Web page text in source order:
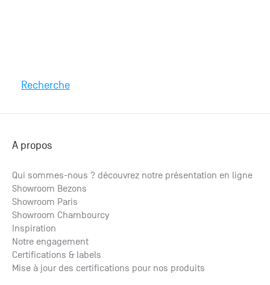
Parquet Rhodes
133.82€ HT/m2 160.58€ TTC
Recherche
A propos
Qui sommes-nous ? découvrez notre présentation en ligne
Showroom Bezons
Showroom Paris
Showroom Chambourcy
Inspiration
Notre engagement
Certifications & labels
Mise à jour des certifications pour nos produits